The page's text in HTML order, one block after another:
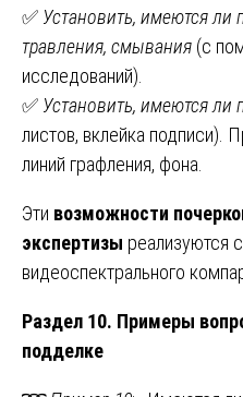
✅ Установить, имеются ли
травления, смывания (с
исследований).
✅ Установить, имеются ли
листов, вклейка подписи).
линий графления, фона.
Эти возможности
экспертизы реализуются
видеоспектрального
Раздел 10. Примеры
подделке